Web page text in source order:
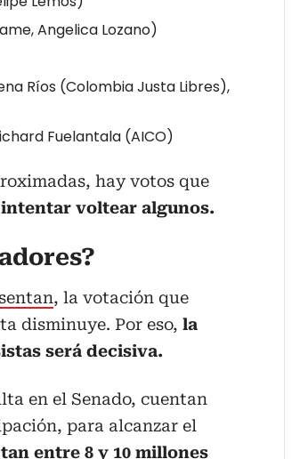
Angelica Lozano)
Ríos (Colombia Justa Libres),
Fuelantala (AICO)
hay votos que
voltear algunos.
, la votación que
disminuye. Por eso, la
será decisiva.
en el Senado, cuentan
para alcanzar el
entre 8 y 10 millones